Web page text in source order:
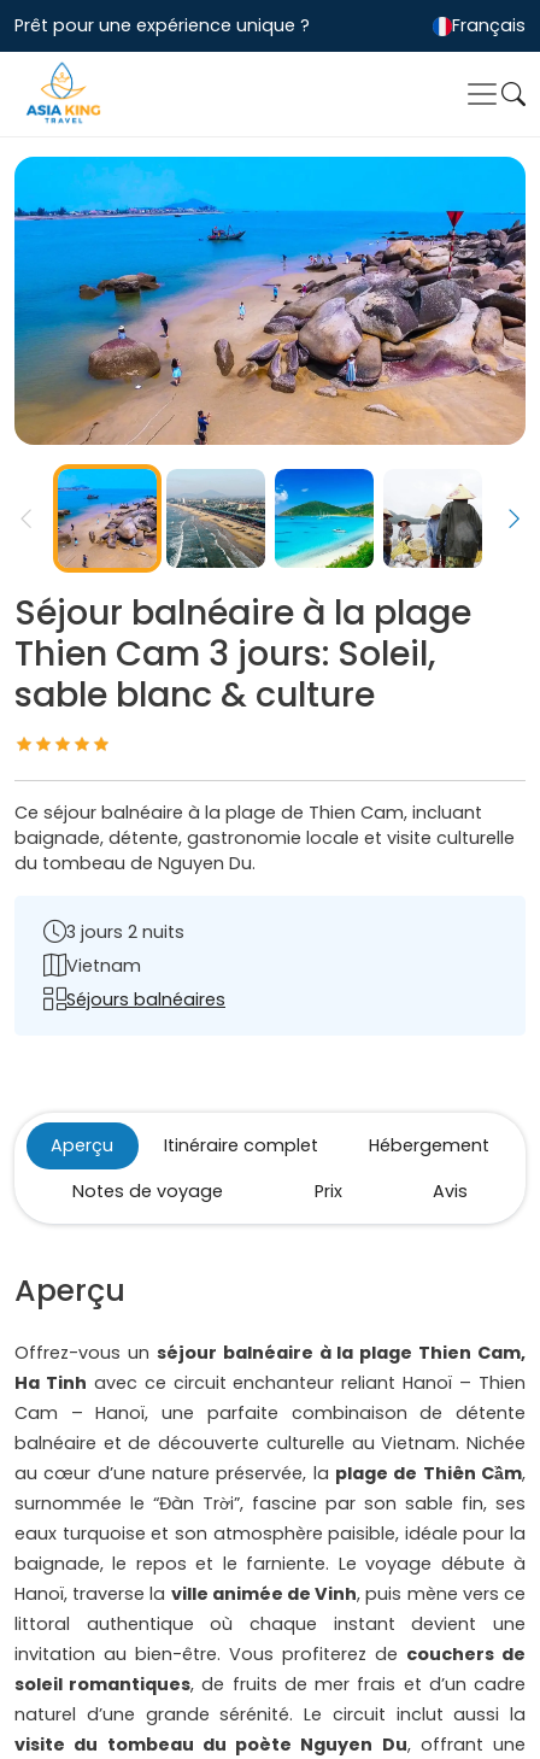
Prêt pour une expérience unique ? Français
Séjour balnéaire à la plage
Thien Cam 3 jours: Soleil,
sable blanc & culture
Ce séjour balnéaire à la plage de Thien Cam, incluant
baignade, détente, gastronomie locale et visite culturelle
du tombeau de Nguyen Du.
3 jours 2 nuits
Vietnam
Séjours balnéaires
Aperçu Itinéraire complet
Hébergement
Notes de voyage
Prix Avis
Aperçu
Offrez-vous un séjour balnéaire à la plage Thien Cam,
Ha Tinh avec ce circuit enchanteur reliant Hanoï – Thien
Cam – Hanoï, une parfaite combinaison de détente
balnéaire et de découverte culturelle au Vietnam. Nichée
au cœur d’une nature préservée, la plage de Thiên Cầm,
surnommée le “Đàn Trời”, fascine par son sable fin, ses
eaux turquoise et son atmosphère paisible, idéale pour la
baignade, le repos et le farniente. Le voyage débute à
Hanoï, traverse la ville animée de Vinh, puis mène vers ce
littoral authentique où chaque instant devient une
invitation au bien-être. Vous profiterez de couchers de
soleil romantiques, de fruits de mer frais et d’un cadre
naturel d’une grande sérénité. Le circuit inclut aussi la
visite du tombeau du poète Nguyen Du, offrant une